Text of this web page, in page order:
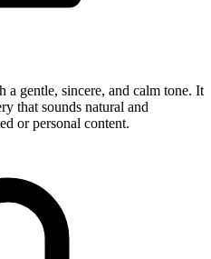
gentle, sincere, and calm tone. It
that sounds natural and
or personal content.